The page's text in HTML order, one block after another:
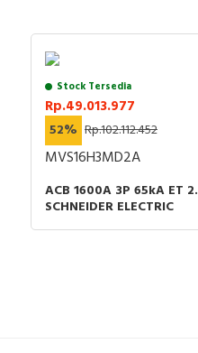
Stock Tersedia
Rp.49.013.977
52% Rp.102.112.452
MVS16H3MD2A
ACB 1600A 3P 65kA ET
SCHNEIDER ELECTRIC